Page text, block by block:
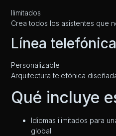
Ilimitados
Crea todos los asistentes que
Línea telefónica
Personalizable
Arquitectura telefónica
Qué incluye
Idiomas ilimitados para
global